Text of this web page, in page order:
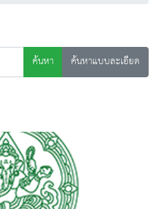
ค้นหา
ค้นหาแบบละเอียด